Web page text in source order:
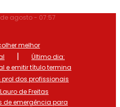
agosto - 07:57
melhor
|
Último dia:
e emitir título termina
dos profissionais
de Freitas
de emergência para